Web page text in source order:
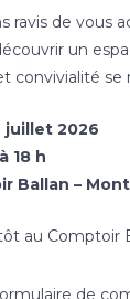
ravis de vous
un
convivialité se
juillet 2026
18 h
Ballan –
au Comptoir
de